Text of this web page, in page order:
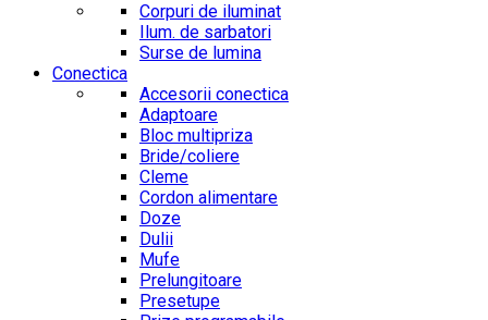
Corpuri de iluminat
Ilum. de sarbatori
Surse de lumina
Conectica
Accesorii conectica
Adaptoare
Bloc multipriza
Bride/coliere
Cleme
Cordon alimentare
Doze
Dulii
Mufe
Prelungitoare
Presetupe